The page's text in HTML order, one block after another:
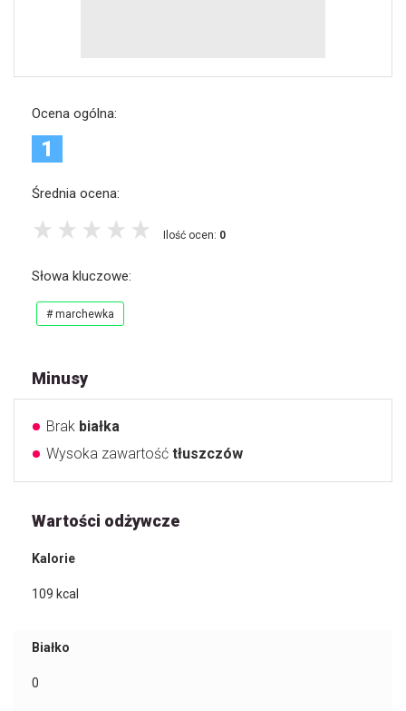
Ocena ogólna:
1
Średnia ocena:
Ilość ocen: 0
Słowa kluczowe:
# marchewka
Minusy
Brak białka
Wysoka zawartość tłuszczów
Wartości odżywcze
Kalorie
109 kcal
Białko
0